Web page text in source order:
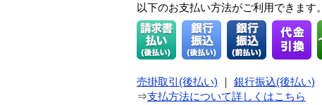
以下のお支払い方法がご利用できます。
売掛取引(後払い) 銀行振込(後払い)
⇒支払方法について詳しくはこちら